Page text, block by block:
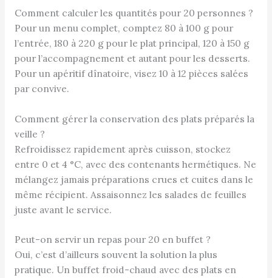
Comment calculer les quantités pour 20 personnes ?
Pour un menu complet, comptez 80 à 100 g pour
l’entrée, 180 à 220 g pour le plat principal, 120 à 150 g
pour l’accompagnement et autant pour les desserts.
Pour un apéritif dînatoire, visez 10 à 12 pièces salées
par convive.
Comment gérer la conservation des plats préparés la
veille ?
Refroidissez rapidement après cuisson, stockez
entre 0 et 4 °C, avec des contenants hermétiques. Ne
mélangez jamais préparations crues et cuites dans le
même récipient. Assaisonnez les salades de feuilles
juste avant le service.
Peut-on servir un repas pour 20 en buffet ?
Oui, c’est d’ailleurs souvent la solution la plus
pratique. Un buffet froid-chaud avec des plats en